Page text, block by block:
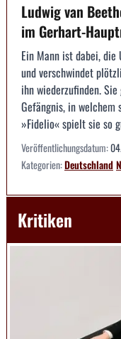
Ludwig van
im Gerhart-
Ein Mann ist dabei,
und verschwindet
ihn wiederzufinden.
Gefängnis, in
»Fidelio« spielt sie so
Veröffentlichungsdatum:
Kategorien:Deutschland
Kritiken